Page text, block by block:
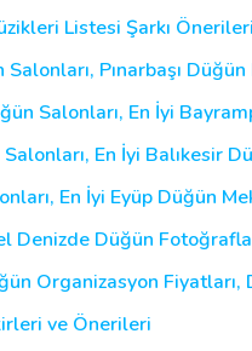
Listesi Şarkı
Salonları, Pınarbaşı
Salonları, En İyi
En İyi Balıkesir
En İyi Eyüp Düğün
Denizde Düğün
Organizasyon Fiyatları,
ve Önerileri